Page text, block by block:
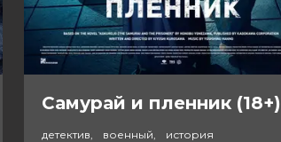
Самурай и пленник (18+)
детектив, военный, история